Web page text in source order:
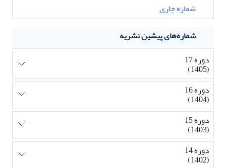
شماره جاری
شماره‌های پیشین نشریه
دوره 17
(1405)
دوره 16
(1404)
دوره 15
(1403)
دوره 14
(1402)